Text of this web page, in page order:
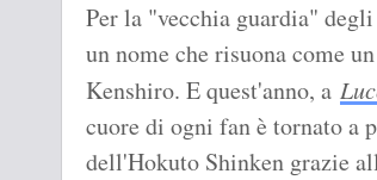
Per la "vecchia guardia"
un nome che risuona come
Kenshiro. E quest'anno, a
cuore di ogni fan è tornato a
dell'Hokuto Shinken grazie